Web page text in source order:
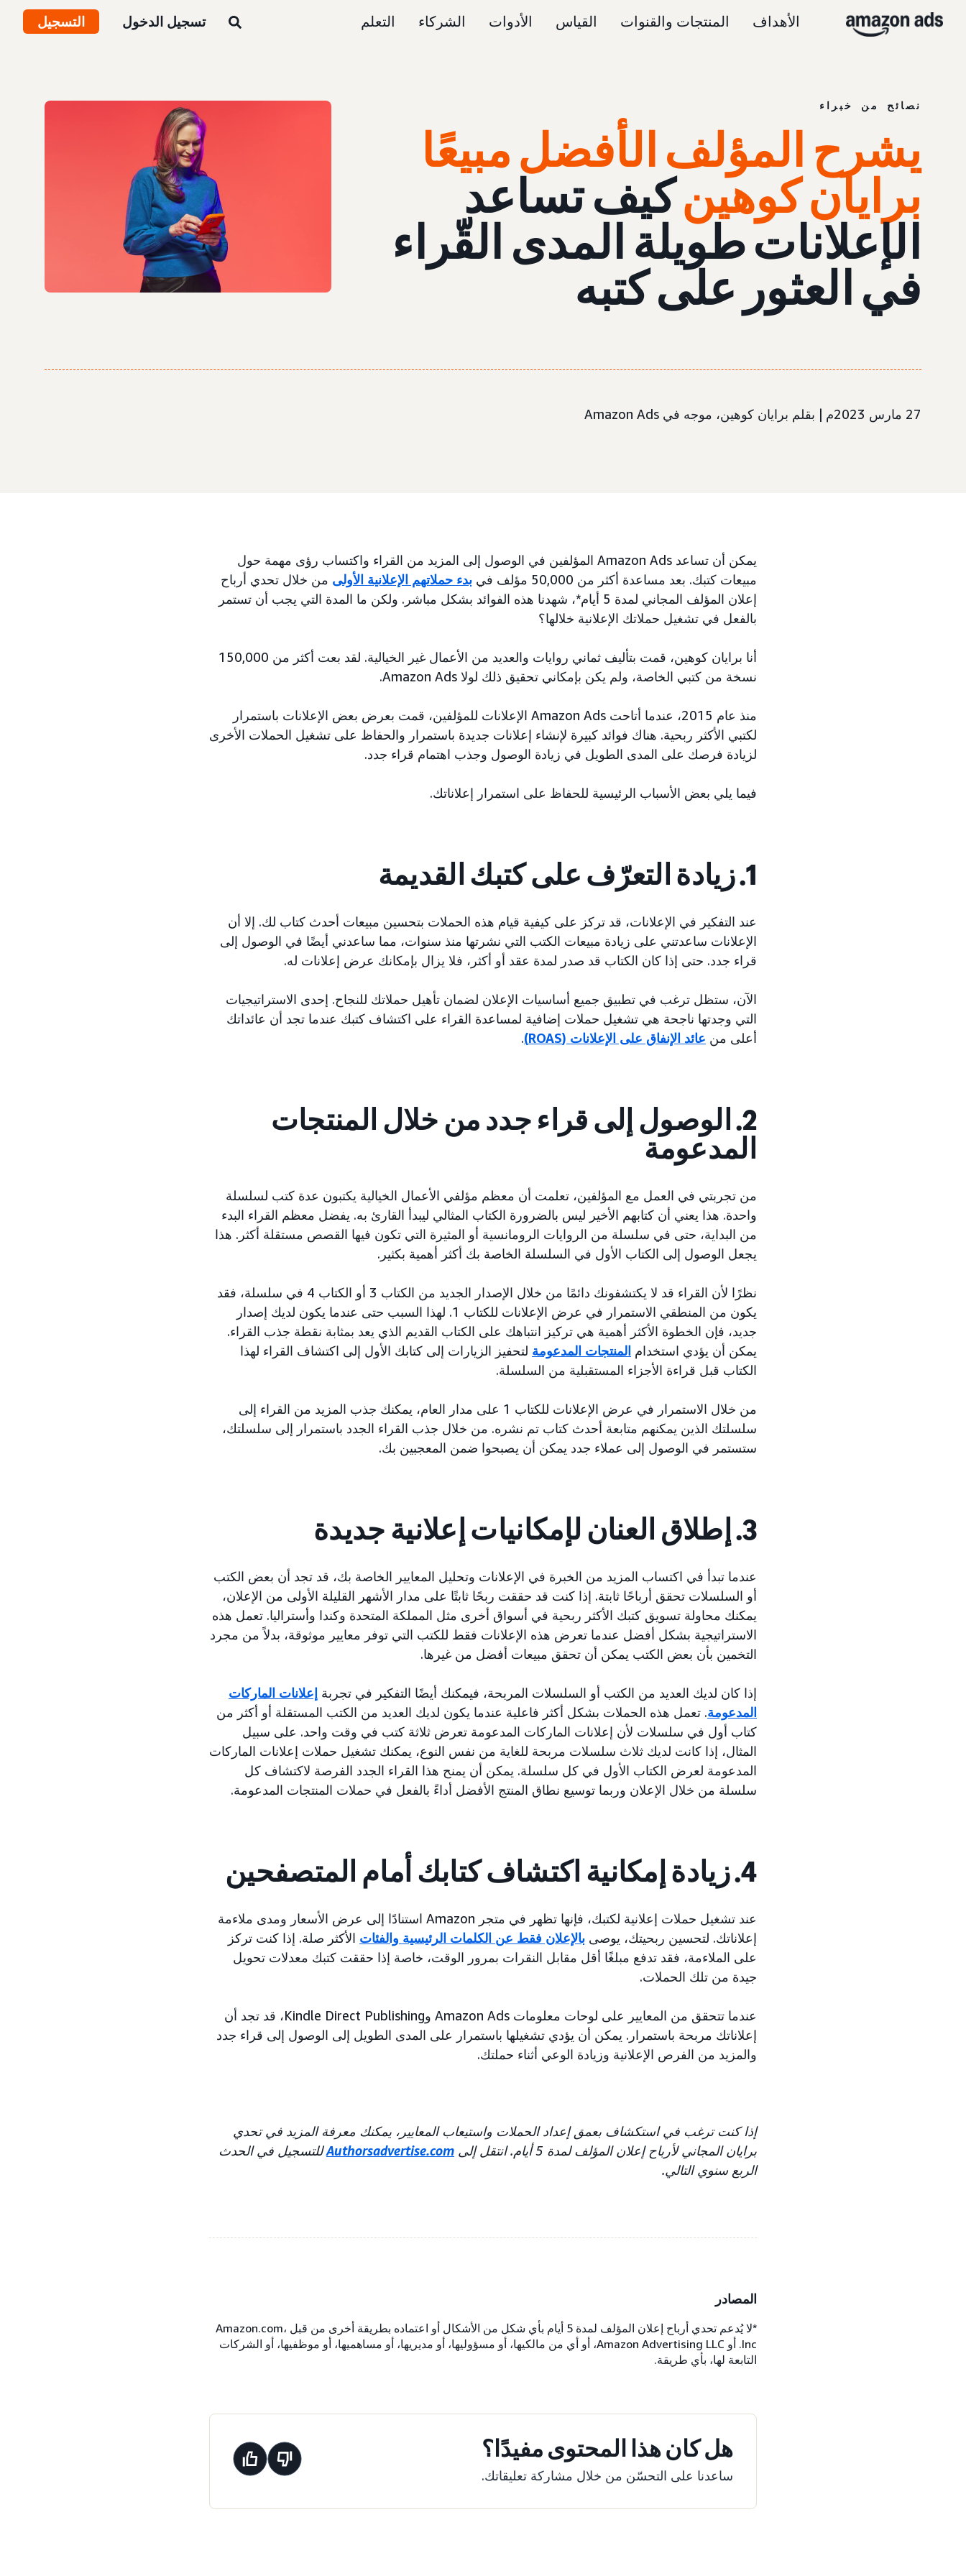
الأهداف المنتجات والقنوات القياس الأدوات الشركاء التعلم تسجيل الدخول التسجيل
نصائح من خبراء
يشرح المؤلف الأفضل مبيعًا
برايان كوهينكيف تساعد
الإعلانات طويلة المدى القّراء
في العثور على كتبه
27 مارس 2023م | بقلم برايان كوهين، موجه في Amazon Ads
يمكن أن تساعد Amazon Ads المؤلفين في الوصول إلى المزيد من القراء واكتساب رؤى مهمة حول
مبيعات كتبك. بعد مساعدة أكثر من 50,000 مؤلف في
بدء حملاتهم الإعلانية الأولى من خلال تحدي أرباح
إعلان المؤلف المجاني لمدة 5 أيام*، شهدنا هذه الفوائد بشكل مباشر. ولكن ما المدة التي يجب أن تستمر
بالفعل في تشغيل حملاتك الإعلانية خلالها؟
أنا برايان كوهين، قمت بتأليف ثماني روايات والعديد من الأعمال غير الخيالية. لقد بعت أكثر من 150,000
نسخة من كتبي الخاصة، ولم يكن بإمكاني تحقيق ذلك لولا Amazon Ads.
منذ عام 2015، عندما أتاحت Amazon Ads الإعلانات للمؤلفين، قمت بعرض بعض الإعلانات باستمرار
لكتبي الأكثر ربحية. هناك فوائد كبيرة لإنشاء إعلانات جديدة باستمرار والحفاظ على تشغيل الحملات الأخرى
لزيادة فرصك على المدى الطويل في زيادة الوصول وجذب اهتمام قراء جدد.
فيما يلي بعض الأسباب الرئيسية للحفاظ على استمرار إعلاناتك.
1. زيادة التعرّف على كتبك القديمة
عند التفكير في الإعلانات، قد تركز على كيفية قيام هذه الحملات بتحسين مبيعات أحدث كتاب لك. إلا أن
الإعلانات ساعدتني على زيادة مبيعات الكتب التي نشرتها منذ سنوات، مما ساعدني أيضًا في الوصول إلى
قراء جدد. حتى إذا كان الكتاب قد صدر لمدة عقد أو أكثر، فلا يزال بإمكانك عرض إعلانات له.
الآن، ستظل ترغب في تطبيق جميع أساسيات الإعلان لضمان تأهيل حملاتك للنجاح. إحدى الاستراتيجيات
التي وجدتها ناجحة هي تشغيل حملات إضافية لمساعدة القراء على اكتشاف كتبك عندما تجد أن عائداتك
أعلى من عائد الإنفاق على الإعلانات (ROAS) .
2. الوصول إلى قراء جدد من خلال المنتجات
المدعومة
من تجربتي في العمل مع المؤلفين، تعلمت أن معظم مؤلفي الأعمال الخيالية يكتبون عدة كتب لسلسلة
واحدة. هذا يعني أن كتابهم الأخير ليس بالضرورة الكتاب المثالي ليبدأ القارئ به. يفضل معظم القراء البدء
من البداية، حتى في سلسلة من الروايات الرومانسية أو المثيرة التي تكون فيها القصص مستقلة أكثر. هذا
يجعل الوصول إلى الكتاب الأول في السلسلة الخاصة بك أكثر أهمية بكثير.
نظرًا لأن القراء قد لا يكتشفونك دائمًا من خلال الإصدار الجديد من الكتاب 3 أو الكتاب 4 في سلسلة، فقد
يكون من المنطقي الاستمرار في عرض الإعلانات للكتاب 1. لهذا السبب حتى عندما يكون لديك إصدار
جديد، فإن الخطوة الأكثر أهمية هي تركيز انتباهك على الكتاب القديم الذي يعد بمثابة نقطة جذب القراء.
يمكن أن يؤدي استخدام المنتجات المدعومة لتحفيز الزيارات إلى كتابك الأول إلى اكتشاف القراء لهذا
الكتاب قبل قراءة الأجزاء المستقبلية من السلسلة.
من خلال الاستمرار في عرض الإعلانات للكتاب 1 على مدار العام، يمكنك جذب المزيد من القراء إلى
سلسلتك الذين يمكنهم متابعة أحدث كتاب تم نشره. من خلال جذب القراء الجدد باستمرار إلى سلسلتك،
ستستمر في الوصول إلى عملاء جدد يمكن أن يصبحوا ضمن المعجبين بك.
3. إطلاق العنان لإمكانيات إعلانية جديدة
عندما تبدأ في اكتساب المزيد من الخبرة في الإعلانات وتحليل المعايير الخاصة بك، قد تجد أن بعض الكتب
أو السلسلات تحقق أرباحًا ثابتة. إذا كنت قد حققت ربحًا ثابتًا على مدار الأشهر القليلة الأولى من الإعلان،
يمكنك محاولة تسويق كتبك الأكثر ربحية في أسواق أخرى مثل المملكة المتحدة وكندا وأستراليا. تعمل هذه
الاستراتيجية بشكل أفضل عندما تعرض هذه الإعلانات فقط للكتب التي توفر معايير موثوقة، بدلاً من مجرد
التخمين بأن بعض الكتب يمكن أن تحقق مبيعات أفضل من غيرها.
إذا كان لديك العديد من الكتب أو السلسلات المربحة، فيمكنك أيضًا التفكير في تجربة إعلانات الماركات
المدعومة. تعمل هذه الحملات بشكل أكثر فاعلية عندما يكون لديك العديد من الكتب المستقلة أو أكثر من
كتاب أول في سلسلات لأن إعلانات الماركات المدعومة تعرض ثلاثة كتب في وقت واحد. على سبيل
المثال، إذا كانت لديك ثلاث سلسلات مربحة للغاية من نفس النوع، يمكنك تشغيل حملات إعلانات الماركات
المدعومة لعرض الكتاب الأول في كل سلسلة. يمكن أن يمنح هذا القراء الجدد الفرصة لاكتشاف كل
سلسلة من خلال الإعلان وربما توسيع نطاق المنتج الأفضل أداءً بالفعل في حملات المنتجات المدعومة.
4. زيادة إمكانية اكتشاف كتابك أمام المتصفحين
عند تشغيل حملات إعلانية لكتبك، فإنها تظهر في متجر Amazon استنادًا إلى عرض الأسعار ومدى ملاءمة
إعلاناتك. لتحسين ربحيتك، يوصى بالإعلان فقط عن الكلمات الرئيسية والفئات الأكثر صلة. إذا كنت تركز
على الملاءمة، فقد تدفع مبلغًا أقل مقابل النقرات بمرور الوقت، خاصة إذا حققت كتبك معدلات تحويل
جيدة من تلك الحملات.
عندما تتحقق من المعايير على لوحات معلومات Amazon Ads وKindle Direct Publishing، قد تجد أن
إعلاناتك مربحة باستمرار. يمكن أن يؤدي تشغيلها باستمرار على المدى الطويل إلى الوصول إلى قراء جدد
والمزيد من الفرص الإعلانية وزيادة الوعي أثناء حملتك.
إذا كنت ترغب في استكشاف بعمق إعداد الحملات واستيعاب المعايير، يمكنك معرفة المزيد في تحدي
برايان المجاني لأرباح إعلان المؤلف لمدة 5 أيام. انتقل إلى
Authorsadvertise.comللتسجيل في الحدث
الربع سنوي التالي.
المصادر
*لا يُدعم تحدي أرباح إعلان المؤلف لمدة 5 أيام بأي شكل من الأشكال أو اعتماده بطريقة أخرى من قبل Amazon.com،
Inc. أو Amazon Advertising LLC، أو أي من مالكيها، أو مسؤوليها، أو مديريها، أو مساهميها، أو موظفيها، أو الشركات
التابعة لها، بأي طريقة.
هل كان هذا المحتوى مفيدًا؟
ساعدنا على التحسّن من خلال مشاركة تعليقاتك.